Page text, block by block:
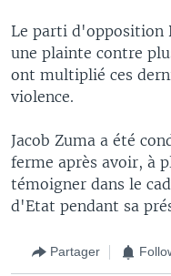
Le parti d'opposition
une plainte contre
ont multiplié ces
violence.
Jacob Zuma a été
ferme après avoir, à
témoigner dans le
d'Etat pendant sa
Partager